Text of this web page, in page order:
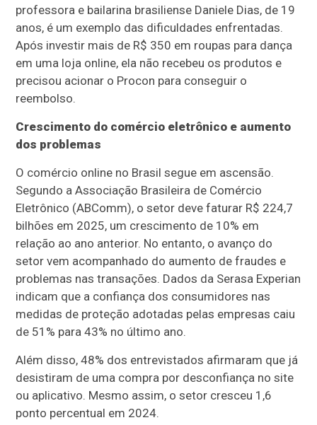
professora e bailarina brasiliense Daniele Dias, de 19
anos, é um exemplo das dificuldades enfrentadas.
Após investir mais de R$ 350 em roupas para dança
em uma loja online, ela não recebeu os produtos e
precisou acionar o Procon para conseguir o
reembolso.
Crescimento do comércio eletrônico e aumento
dos problemas
O comércio online no Brasil segue em ascensão.
Segundo a Associação Brasileira de Comércio
Eletrônico (ABComm), o setor deve faturar R$ 224,7
bilhões em 2025, um crescimento de 10% em
relação ao ano anterior. No entanto, o avanço do
setor vem acompanhado do aumento de fraudes e
problemas nas transações. Dados da Serasa Experian
indicam que a confiança dos consumidores nas
medidas de proteção adotadas pelas empresas caiu
de 51% para 43% no último ano.
Além disso, 48% dos entrevistados afirmaram que já
desistiram de uma compra por desconfiança no site
ou aplicativo. Mesmo assim, o setor cresceu 1,6
ponto percentual em 2024.